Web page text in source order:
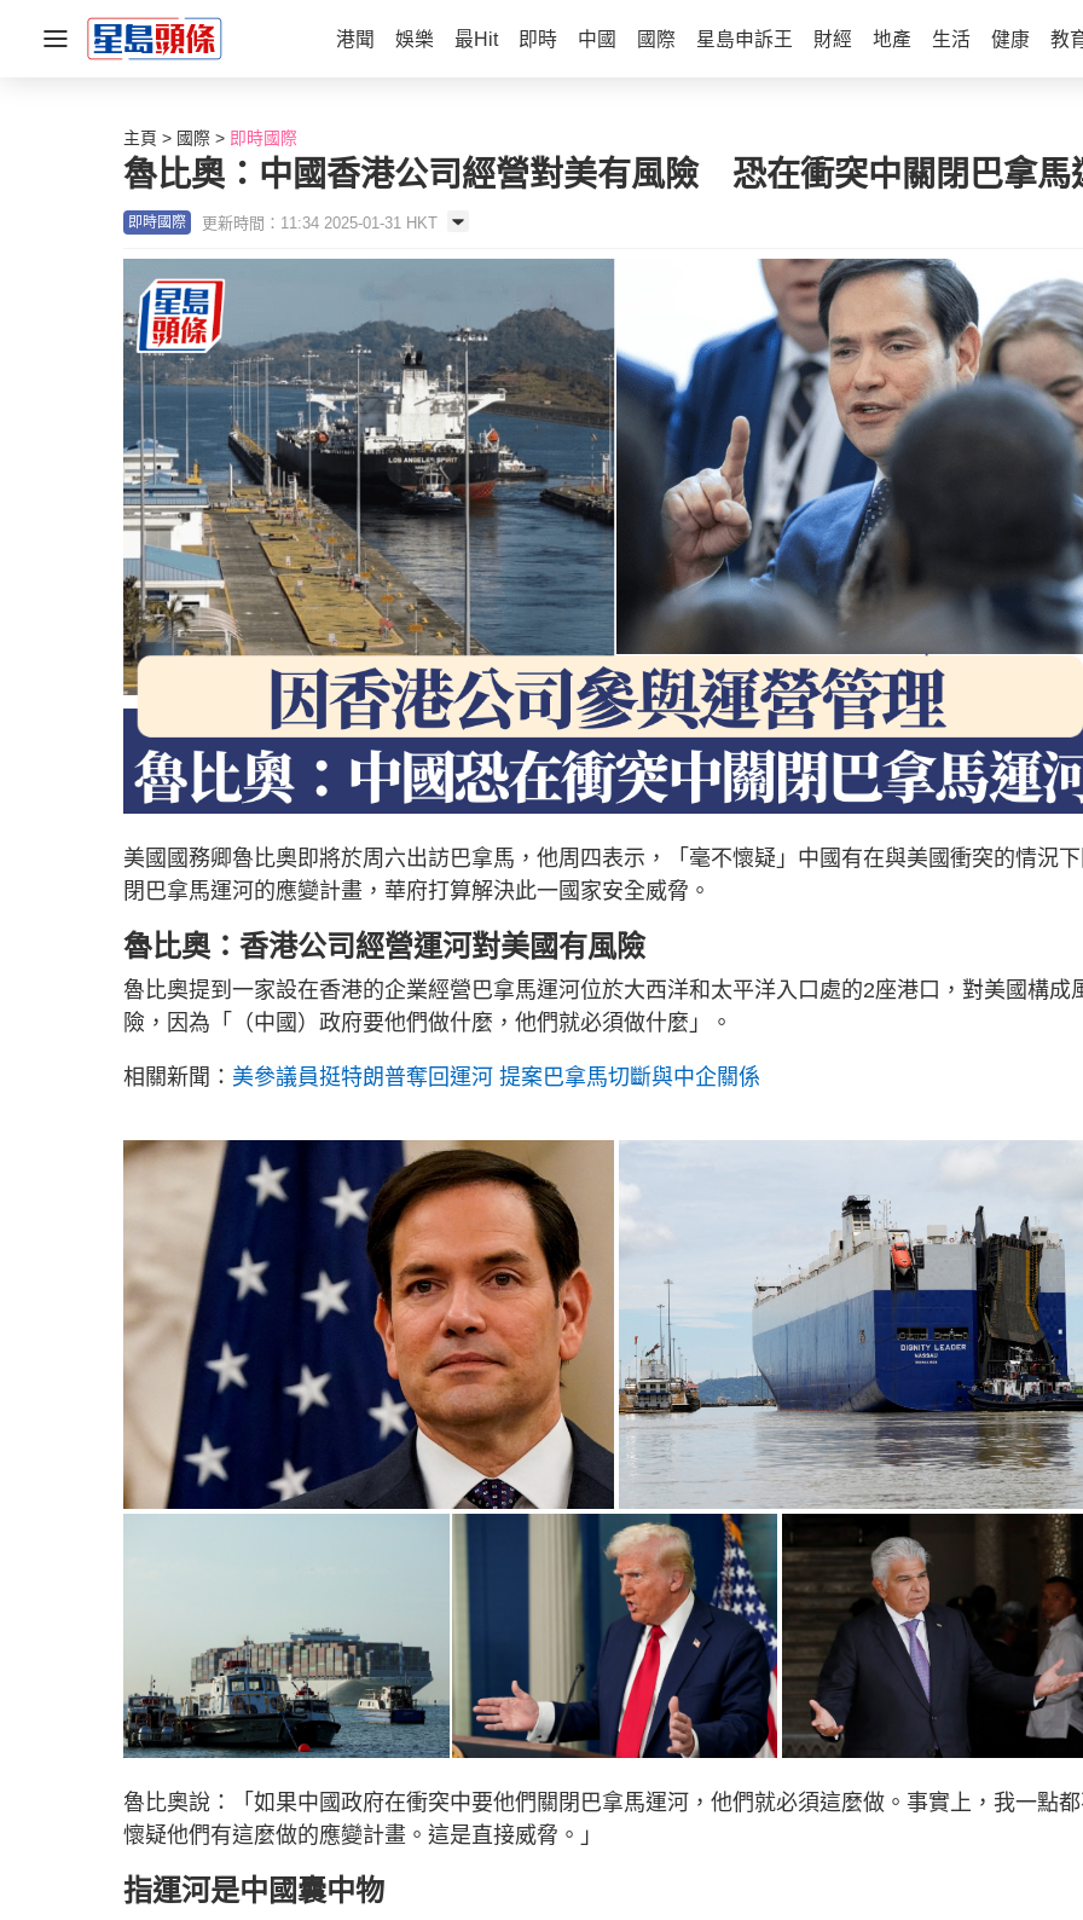
港聞 娛樂 最Hit 即時 中國 國際 星島申訴王 財經 地產 生活 健康 教
主頁 國際 即時國際
魯比奧：中國香港公司經營對美有風險 恐在衝突中關閉巴拿馬
即時國際 更新時間：11:34 2025-01-31 HKT
美國國務卿魯比奧即將於周六出訪巴拿馬，他周四表示，「毫不懷疑」中國有在與美國衝突的情況下
閉巴拿馬運河的應變計畫，華府打算解決此一國家安全威脅。
魯比奧：香港公司經營運河對美國有風險
魯比奧提到一家設在香港的企業經營巴拿馬運河位於大西洋和太平洋入口處的2座港口，對美國構成
險，因為「（中國）政府要他們做什麼，他們就必須做什麼」。
相關新聞： 美參議員挺特朗普奪回運河 提案巴拿馬切斷與中企關係
魯比奧說：「如果中國政府在衝突中要他們關閉巴拿馬運河，他們就必須這麼做。事實上，我一點
懷疑他們有這麼做的應變計畫。這是直接威脅。」
指運河是中國囊中物